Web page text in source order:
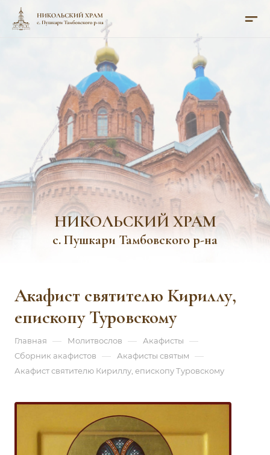
НИКОЛЬСКИЙ ХРАМ
с. Пушкари Тамбовского р-на
Акафист святителю Кириллу,
епископу Туровскому
Главная — Молитвослов — Акафисты —
Сборник акафистов — Акафисты святым —
Акафист святителю Кириллу, епископу Туровскому